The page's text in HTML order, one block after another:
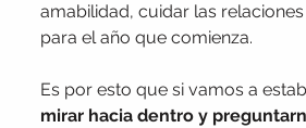
amabilidad, cuidar las
para el año que comienza.
Es por esto que si vamos a
mirar hacia dentro y